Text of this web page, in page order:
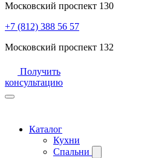
Московский проспект 130
+7 (812) 388 56 57
Московский проспект 132
Получить
консультацию
Каталог
Кухни
Спальни